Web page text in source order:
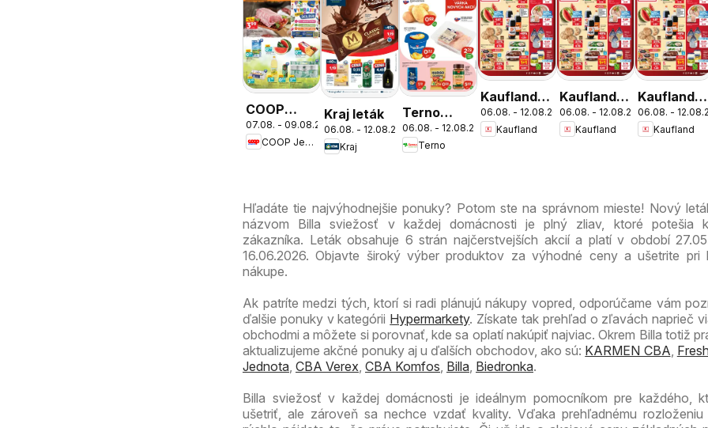
COOP
Jednota
cez víkend
07.08. - 09.08.2026
COOP Jednota
Kraj leták
06.08. - 12.08.2026
Kraj
Terno
leták
06.08. - 12.08.2026
Terno
Kaufland
Bratislava-
Patrónka
06.08. - 12.08.2026
Kaufland
Kaufland
Bratislava-
Nové
06.08. - 12.08.2026
Kaufland
Kaufland
Bratislava-
Petržalka
06.08. -
Kaufland
Hľadáte tie najvýhodnejšie ponuky? Potom ste na správnom mieste! Nový
názvom Billa sviežosť v každej domácnosti je plný zliav, ktoré potešia
zákazníka. Leták obsahuje 6 strán najčerstvejších akcií a platí v období
16.06.2026. Objavte široký výber produktov za výhodné ceny a ušetrite pri
nákupe.
Ak patríte medzi tých, ktorí si radi plánujú nákupy vopred, odporúčame vám
ďalšie ponuky v kategórii Hypermarkety. Získate tak prehľad o zľavách naprieč
obchodmi a môžete si porovnať, kde sa oplatí nakúpiť najviac. Okrem Billa totiž
aktualizujeme akčné ponuky aj u ďalších obchodov, ako sú: KARMEN CBA,
Jednota, CBA Verex, CBA Komfos, Billa, Biedronka.
Billa sviežosť v každej domácnosti je ideálnym pomocníkom pre každého,
ušetriť, ale zároveň sa nechce vzdať kvality. Vďaka prehľadnému rozloženiu